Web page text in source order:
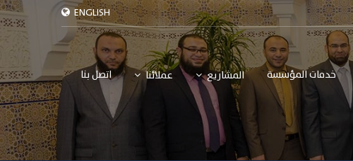
ENGLISH
خدمات المؤسسة المشاريع عملائنا اتصل بنا